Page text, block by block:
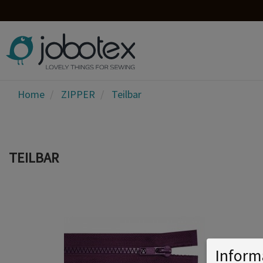
Home ZIPPER Teilbar
TEILBAR